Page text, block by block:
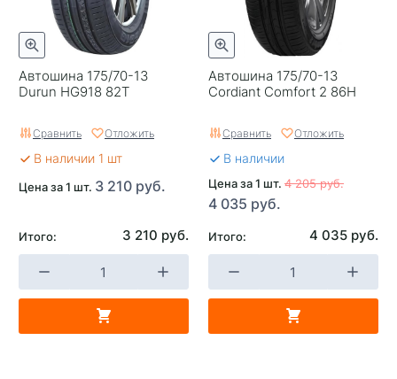
Комплектация
Шина
Шип
Нешипованная
Гарантия
1 год
Автошина 175/70-13
Durun HG918 82T
Сравнить Отложить
В наличии 1 шт
Цена за 1 шт. 3 210 руб.
Итого: 3 210 руб.
Автошина 175/70-13
Cordiant Comfort 2 86H
Сравнить Отложить
В наличии
Цена за 1 шт. 4 205 руб.
4 035 руб.
Итого: 4 035 руб.